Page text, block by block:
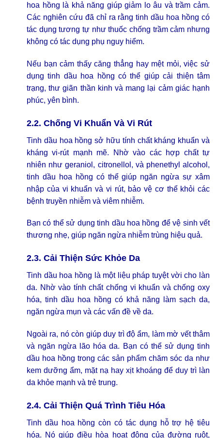
hoa hồng là khả năng giúp giảm lo âu và trầm cảm.
Các nghiên cứu đã chỉ ra rằng tinh dầu hoa hồng có
tác dụng tương tự như thuốc chống trầm cảm nhưng
không có tác dụng phụ nguy hiểm.
Nếu bạn cảm thấy căng thẳng hay mệt mỏi, việc sử
dụng tinh dầu hoa hồng có thể giúp cải thiện tâm
trạng, thư giãn thần kinh và mang lại cảm giác hạnh
phúc, yên bình.
2.2. Chống Vi Khuẩn Và Vi Rút
Tinh dầu hoa hồng sở hữu tính chất kháng khuẩn và
kháng vi-rút mạnh mẽ. Nhờ vào các hợp chất tự
nhiên như geraniol, citronellol, và phenethyl alcohol,
tinh dầu hoa hồng có thể giúp ngăn ngừa sự xâm
nhập của vi khuẩn và vi rút, bảo vệ cơ thể khỏi các
bệnh truyền nhiễm và viêm nhiễm.
Bạn có thể sử dụng tinh dầu hoa hồng để vệ sinh vết
thương nhẹ, giúp ngăn ngừa nhiễm trùng hiệu quả.
2.3. Cải Thiện Sức Khỏe Da
Tinh dầu hoa hồng là một liệu pháp tuyệt vời cho làn
da. Nhờ vào tính chất chống vi khuẩn và chống oxy
hóa, tinh dầu hoa hồng có khả năng làm sạch da,
ngăn ngừa mụn và các vấn đề về da.
Ngoài ra, nó còn giúp duy trì độ ẩm, làm mờ vết thâm
và ngăn ngừa lão hóa da. Bạn có thể sử dụng tinh
dầu hoa hồng trong các sản phẩm chăm sóc da như
kem dưỡng ẩm, mặt nạ hay xịt khoáng để duy trì làn
da khỏe mạnh và trẻ trung.
2.4. Cải Thiện Quá Trình Tiêu Hóa
Tinh dầu hoa hồng còn có tác dụng hỗ trợ hệ tiêu
hóa. Nó giúp điều hòa hoạt động của đường ruột,